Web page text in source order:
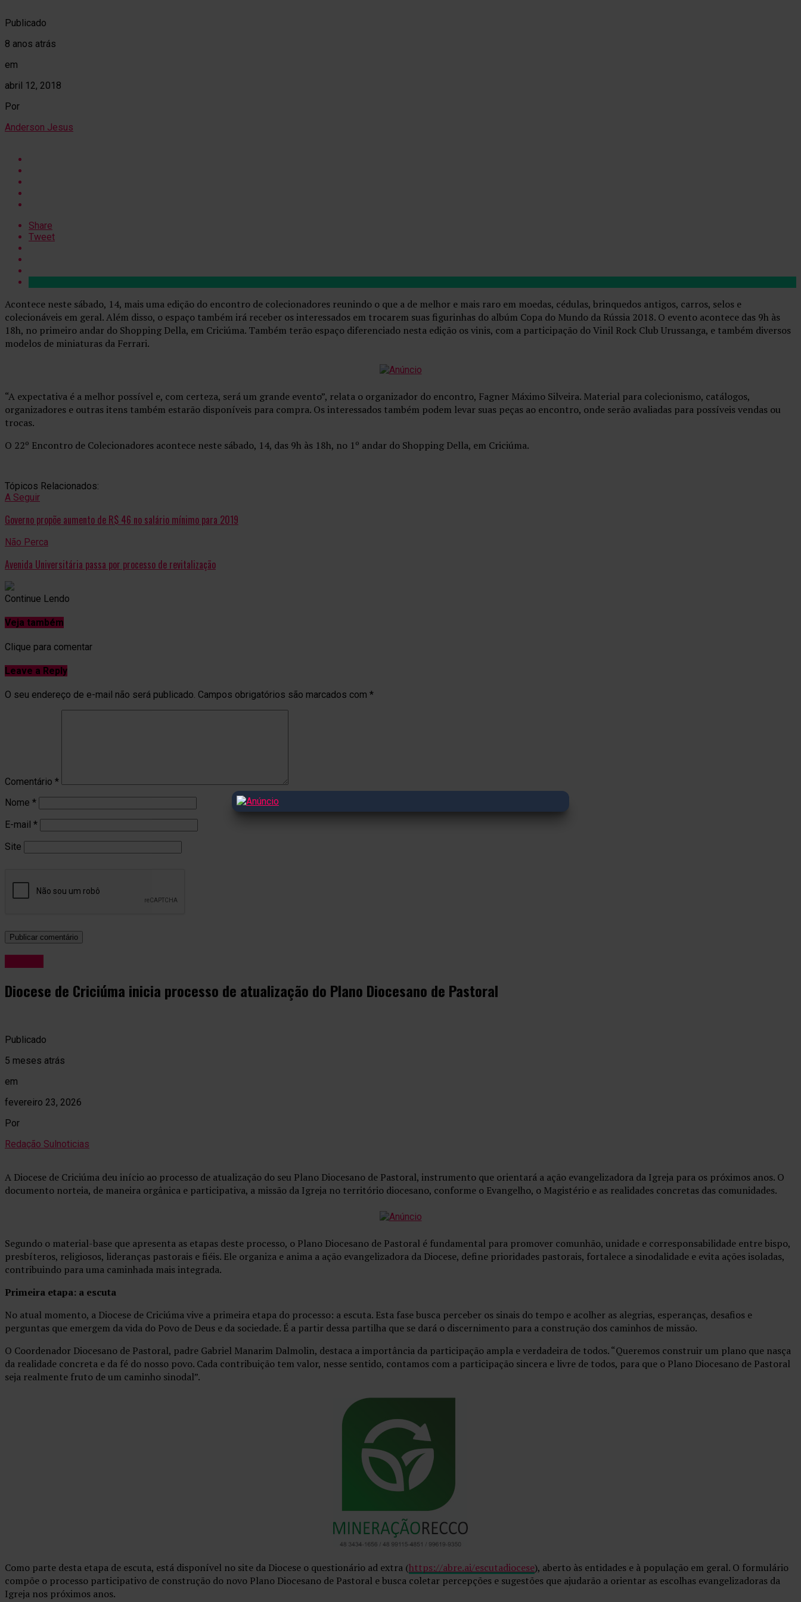
Publicado
8 anos atrás
em
abril 12, 2018
Por
Anderson Jesus
Share
Tweet
Acontece neste sábado, 14, mais uma edição do encontro de colecionadores reunindo o que a de melhor e mais raro em moedas, cédulas, brinquedos antigos, carros, selos e
colecionáveis em geral. Além disso, o espaço também irá receber os interessados em trocarem suas figurinhas do albúm Copa do Mundo da Rússia 2018. O evento acontece das 9h às
18h, no primeiro andar do Shopping Della, em Criciúma. Também terão espaço diferenciado nesta edição os vinis, com a participação do Vinil Rock Club Urussanga, e também diversos
modelos de miniaturas da Ferrari.
“A expectativa é a melhor possível e, com certeza, será um grande evento”, relata o organizador do encontro, Fagner Máximo Silveira. Material para colecionismo, catálogos,
organizadores e outras itens também estarão disponíveis para compra. Os interessados também podem levar suas peças ao encontro, onde serão avaliadas para possíveis vendas ou
trocas.
O 22º Encontro de Colecionadores acontece neste sábado, 14, das 9h às 18h, no 1º andar do Shopping Della, em Criciúma.
Tópicos Relacionados:
A Seguir
Governo propõe aumento de R$ 46 no salário mínimo para 2019
Não Perca
Avenida Universitária passa por processo de revitalização
Continue Lendo
Veja também
Clique para comentar
Leave a Reply
O seu endereço de e-mail não será publicado. Campos obrigatórios são marcados com *
Comentário *
Nome *
E-mail *
Site
Diocese de Criciúma inicia processo de atualização do Plano Diocesano de Pastoral
Publicado
5 meses atrás
em
fevereiro 23, 2026
Por
Redação Sulnoticias
A Diocese de Criciúma deu início ao processo de atualização do seu Plano Diocesano de Pastoral, instrumento que orientará a ação evangelizadora da Igreja para os próximos anos. O
documento norteia, de maneira orgânica e participativa, a missão da Igreja no território diocesano, conforme o Evangelho, o Magistério e as realidades concretas das comunidades.
Segundo o material-base que apresenta as etapas deste processo, o Plano Diocesano de Pastoral é fundamental para promover comunhão, unidade e corresponsabilidade entre bispo,
presbíteros, religiosos, lideranças pastorais e fiéis. Ele organiza e anima a ação evangelizadora da Diocese, define prioridades pastorais, fortalece a sinodalidade e evita ações isoladas,
contribuindo para uma caminhada mais integrada.
Primeira etapa: a escuta
No atual momento, a Diocese de Criciúma vive a primeira etapa do processo: a escuta. Esta fase busca perceber os sinais do tempo e acolher as alegrias, esperanças, desafios e
perguntas que emergem da vida do Povo de Deus e da sociedade. É a partir dessa partilha que se dará o discernimento para a construção dos caminhos de missão.
O Coordenador Diocesano de Pastoral, padre Gabriel Manarim Dalmolin, destaca a importância da participação ampla e verdadeira de todos. “Queremos construir um plano que nasça
da realidade concreta e da fé do nosso povo. Cada contribuição tem valor, nesse sentido, contamos com a participação sincera e livre de todos, para que o Plano Diocesano de Pastoral
seja realmente fruto de um caminho sinodal”.
Como parte desta etapa de escuta, está disponível no site da Diocese o questionário ad extra (https://abre.ai/escutadiocese), aberto às entidades e à população em geral. O formulário
compõe o processo participativo de construção do novo Plano Diocesano de Pastoral e busca coletar percepções e sugestões que ajudarão a orientar as escolhas evangelizadoras da
Igreja nos próximos anos.